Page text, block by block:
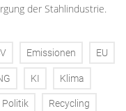
der Stahlindustrie.
Emissionen EU
KI Klima
Politik Recycling